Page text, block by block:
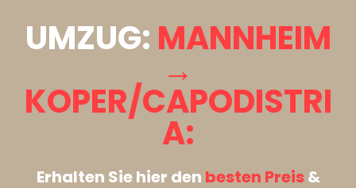
UMZUG: MANNHEIM
→
KOPER/CAPODISTRI
A:
Erhalten Sie hier den besten Preis&